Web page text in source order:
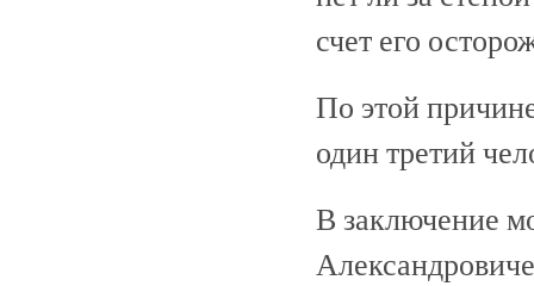
счет его
По этой
один третий
В заключение